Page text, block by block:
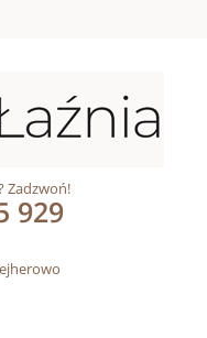
Zadzwoń!
929